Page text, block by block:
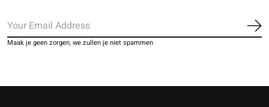
Maak je geen zorgen, we zullen je niet spammen